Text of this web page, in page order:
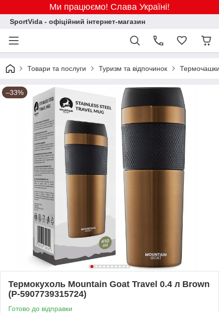
Ми працюємо! Слава Україні!
SportVida - офіційний інтернет-магазин
Товари та послуги Туризм та відпочинок
–33%
Термокухоль Mountain Goat Travel 0.4 л Brown
(P-5907739315724)
Готово до відправки